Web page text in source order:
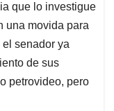
que lo investigue
una movida para
senador ya
de sus
petrovideo, pero